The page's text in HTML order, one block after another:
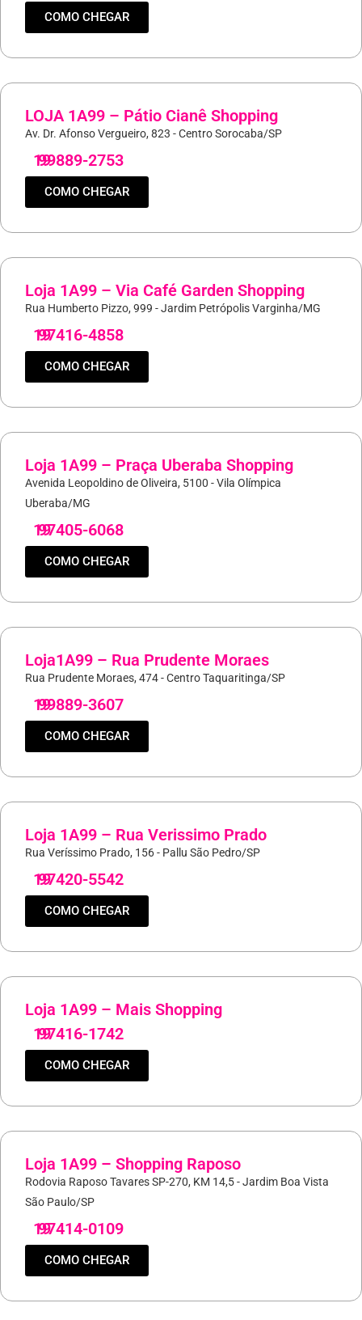
COMO CHEGAR
LOJA 1A99 – Pátio Cianê Shopping
Av. Dr. Afonso Vergueiro, 823 - Centro Sorocaba/SP
19
99889-2753
COMO CHEGAR
Loja 1A99 – Via Café Garden Shopping
Rua Humberto Pizzo, 999 - Jardim Petrópolis Varginha/MG
19
97416-4858
COMO CHEGAR
Loja 1A99 – Praça Uberaba Shopping
Avenida Leopoldino de Oliveira, 5100 - Vila Olímpica
Uberaba/MG
19
97405-6068
COMO CHEGAR
Loja1A99 – Rua Prudente Moraes
Rua Prudente Moraes, 474 - Centro Taquaritinga/SP
19
99889-3607
COMO CHEGAR
Loja 1A99 – Rua Verissimo Prado
Rua Veríssimo Prado, 156 - Pallu São Pedro/SP
19
97420-5542
COMO CHEGAR
Loja 1A99 – Mais Shopping
19
97416-1742
COMO CHEGAR
Loja 1A99 – Shopping Raposo
Rodovia Raposo Tavares SP-270, KM 14,5 - Jardim Boa Vista
São Paulo/SP
19
97414-0109
COMO CHEGAR